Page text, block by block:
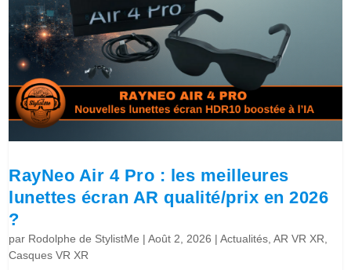
RayNeo Air 4 Pro : les meilleures
lunettes écran AR qualité/prix en 2026
?
par Rodolphe de StylistMe |Août 2, 2026 |Actualités,AR VR XR,
Casques VR XR